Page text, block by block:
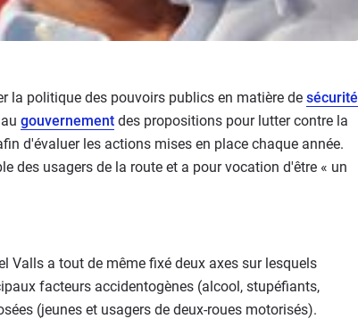
la politique des pouvoirs publics en matière de sécurité
gouvernement des propositions pour lutter contre la
d'évaluer les actions mises en place chaque année.
des usagers de la route et a pour vocation d'être « un
Valls a tout de même fixé deux axes sur lesquels
facteurs accidentogènes (alcool, stupéfiants,
(jeunes et usagers de deux-roues motorisés).